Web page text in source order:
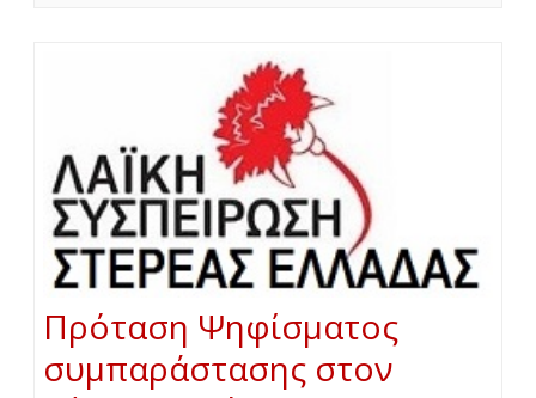
Πρόταση Ψηφίσματος
συμπαράστασης στον